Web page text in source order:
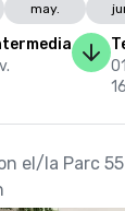
may.
el/la Parc